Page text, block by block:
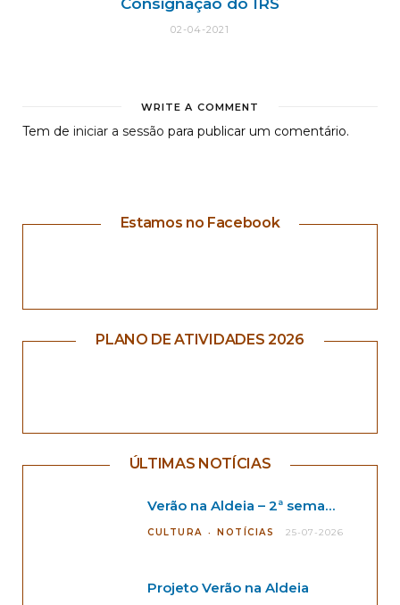
02-04-2021
WRITE A COMMENT
Tem de iniciar a sessão para publicar um comentário.
Estamos no Facebook
PLANO DE ATIVIDADES 2026
ÚLTIMAS NOTÍCIAS
Verão na Aldeia – 2ª semana
CULTURA NOTÍCIAS 25-07-2026
Projeto Verão na Aldeia